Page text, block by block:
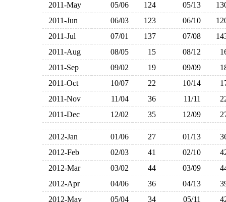
2011-May
05/06 124 05/13
2011-Jun
06/03 123 06/10
2011-Jul
07/01 137 07/08
2011-Aug
08/05 15 08/12
2011-Sep
09/02 19 09/09
2011-Oct
10/07 22 10/14
2011-Nov
11/04 36 11/11
2011-Dec
12/02 35 12/09
2012-Jan 01/06 27 01/13
2012-Feb
02/03 41 02/10
2012-Mar
03/02 44 03/09
2012-Apr
04/06 36 04/13
2012-May
05/04 34 05/11